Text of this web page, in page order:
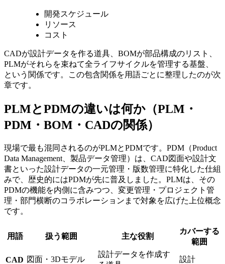
開発スケジュール
リソース
コスト
CADが設計データを作る道具、BOMが部品構成のリスト、
PLMがそれらを束ねて全ライフサイクルを管理する基盤、
という関係です。この包含関係を用語ごとに整理したのが次
章です。
PLMとPDMの違いは何か（PLM・
PDM・BOM・CADの関係）
現場で最も混同されるのがPLMとPDMです。PDM（Product
Data Management、製品データ管理）は、CAD図面や設計文
書といった設計データの一元管理・版数管理に特化した仕組
みで、歴史的にはPDMが先に普及しました。PLMは、その
PDMの機能を内側に含みつつ、変更管理・プロジェクト管
理・部門横断のコラボレーションまで対象を広げた上位概念
です。
用語 扱う範囲 主な役割
カバーする
範囲
CAD 図面・3Dモデル
設計データを作成す
設計